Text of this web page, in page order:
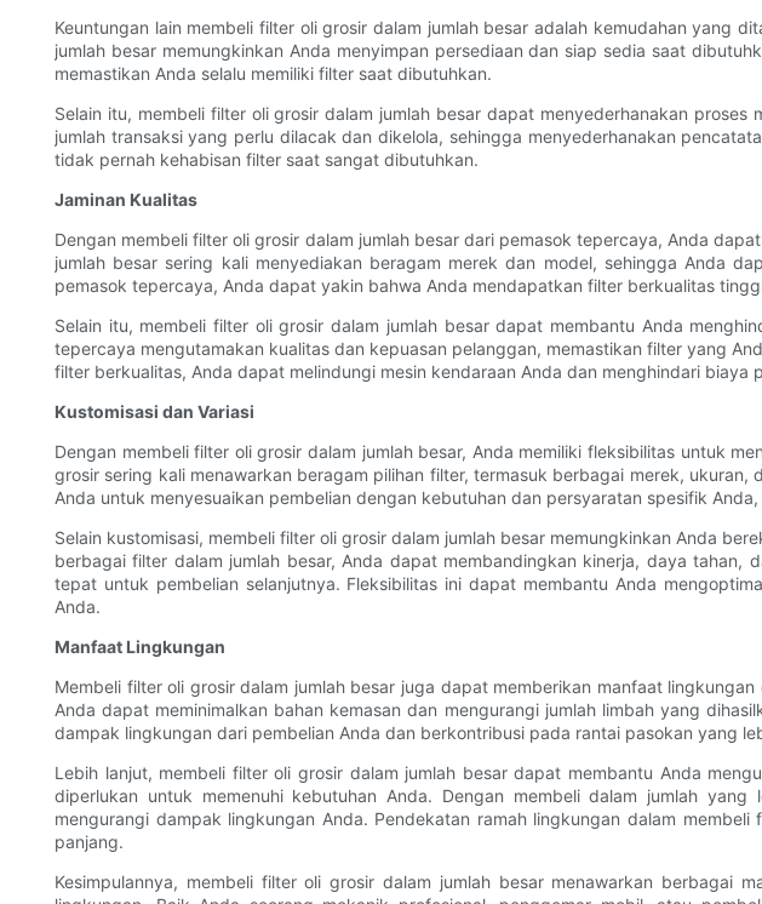
Keuntungan lain membeli filter oli grosir dalam jumlah besar adalah kemudahan yang
jumlah besar memungkinkan Anda menyimpan persediaan dan siap sedia saat
memastikan Anda selalu memiliki filter saat dibutuhkan.
Selain itu, membeli filter oli grosir dalam jumlah besar dapat menyederhanakan
jumlah transaksi yang perlu dilacak dan dikelola, sehingga menyederhanakan
tidak pernah kehabisan filter saat sangat dibutuhkan.
Jaminan Kualitas
Dengan membeli filter oli grosir dalam jumlah besar dari pemasok tepercaya, Anda
jumlah besar sering kali menyediakan beragam merek dan model, sehingga Anda
pemasok tepercaya, Anda dapat yakin bahwa Anda mendapatkan filter berkualitas
Selain itu, membeli filter oli grosir dalam jumlah besar dapat membantu Anda
tepercaya mengutamakan kualitas dan kepuasan pelanggan, memastikan filter yang
filter berkualitas, Anda dapat melindungi mesin kendaraan Anda dan menghindari biaya
Kustomisasi dan Variasi
Dengan membeli filter oli grosir dalam jumlah besar, Anda memiliki fleksibilitas untuk
grosir sering kali menawarkan beragam pilihan filter, termasuk berbagai merek,
Anda untuk menyesuaikan pembelian dengan kebutuhan dan persyaratan spesifik
Selain kustomisasi, membeli filter oli grosir dalam jumlah besar memungkinkan Anda
berbagai filter dalam jumlah besar, Anda dapat membandingkan kinerja, daya
tepat untuk pembelian selanjutnya. Fleksibilitas ini dapat membantu Anda
Anda.
Manfaat Lingkungan
Membeli filter oli grosir dalam jumlah besar juga dapat memberikan manfaat
Anda dapat meminimalkan bahan kemasan dan mengurangi jumlah limbah yang
dampak lingkungan dari pembelian Anda dan berkontribusi pada rantai pasokan yang
Lebih lanjut, membeli filter oli grosir dalam jumlah besar dapat membantu Anda
diperlukan untuk memenuhi kebutuhan Anda. Dengan membeli dalam jumlah
mengurangi dampak lingkungan Anda. Pendekatan ramah lingkungan dalam
panjang.
Kesimpulannya, membeli filter oli grosir dalam jumlah besar menawarkan berbagai